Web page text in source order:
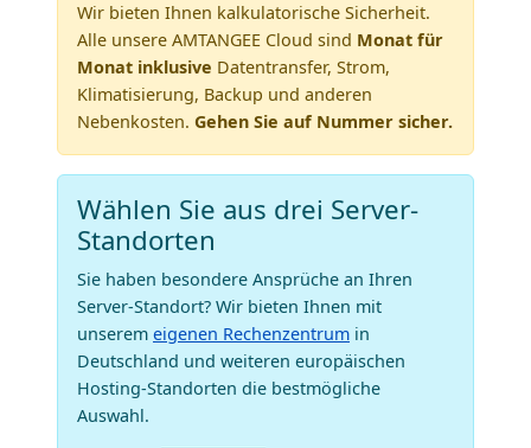
Wir bieten Ihnen kalkulatorische Sicherheit.
Alle unsere AMTANGEE Cloud sind Monat für
Monat inklusive Datentransfer, Strom,
Klimatisierung, Backup und anderen
Nebenkosten. Gehen Sie auf Nummer sicher.
Wählen Sie aus drei Server-
Standorten
Sie haben besondere Ansprüche an Ihren
Server-Standort? Wir bieten Ihnen mit
unserem eigenen Rechenzentrum in
Deutschland und weiteren europäischen
Hosting-Standorten die bestmögliche
Auswahl.